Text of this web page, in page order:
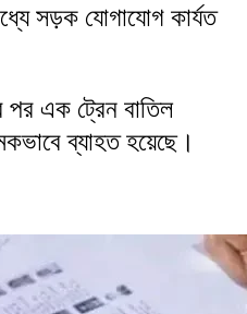
সড়ক যোগাযোগ কার্যত
পর এক ট্রেন বাতিল
ব্যাহত হয়েছে।